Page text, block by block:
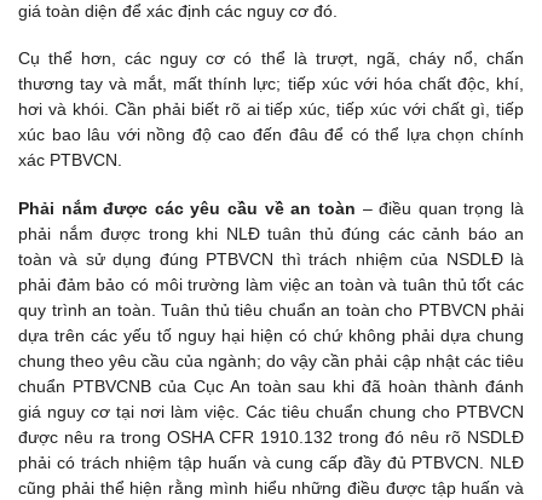
giá toàn diện để xác định các nguy cơ đó.
Cụ thể hơn, các nguy cơ có thể là trượt, ngã, cháy nổ, chấn
thương tay và mắt, mất thính lực; tiếp xúc với hóa chất độc, khí,
hơi và khói. Cần phải biết rõ ai tiếp xúc, tiếp xúc với chất gì, tiếp
xúc bao lâu với nồng độ cao đến đâu để có thể lựa chọn chính
xác PTBVCN.
Phải nắm được các yêu cầu về an toàn – điều quan trọng là
phải nắm được trong khi NLĐ tuân thủ đúng các cảnh báo an
toàn và sử dụng đúng PTBVCN thì trách nhiệm của NSDLĐ là
phải đảm bảo có môi trường làm việc an toàn và tuân thủ tốt các
quy trình an toàn. Tuân thủ tiêu chuẩn an toàn cho PTBVCN phải
dựa trên các yếu tố nguy hại hiện có chứ không phải dựa chung
chung theo yêu cầu của ngành; do vậy cần phải cập nhật các tiêu
chuẩn PTBVCNB của Cục An toàn sau khi đã hoàn thành đánh
giá nguy cơ tại nơi làm việc. Các tiêu chuẩn chung cho PTBVCN
được nêu ra trong OSHA CFR 1910.132 trong đó nêu rõ NSDLĐ
phải có trách nhiệm tập huấn và cung cấp đầy đủ PTBVCN. NLĐ
cũng phải thể hiện rằng mình hiểu những điều được tập huấn và